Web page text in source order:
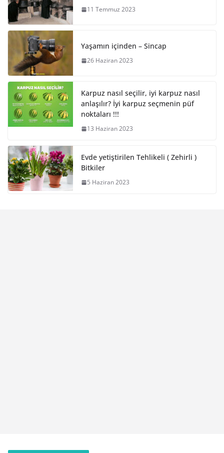
11 Temmuz 2023
Yaşamın içinden – Sincap
26 Haziran 2023
Karpuz nasıl seçilir, iyi karpuz nasıl
anlaşılır? İyi karpuz seçmenin püf
noktaları !!!
13 Haziran 2023
Evde yetiştirilen Tehlikeli ( Zehirli )
Bitkiler
5 Haziran 2023